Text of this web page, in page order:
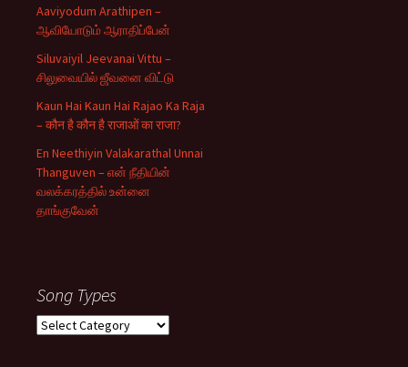
Aaviyodum Arathipen –
ஆவியோடும் ஆராதிப்பேன்
Siluvaiyil Jeevanai Vittu –
சிலுவையில் ஜீவனை விட்டு
Kaun Hai Kaun Hai Rajao Ka Raja
– कौन है कौन है राजाओं का राजा?
En Neethiyin Valakarathal Unnai
Thanguven – என் நீதியின்
வலக்கரத்தில் உன்னை
தாங்குவேன்
Song Types
Song